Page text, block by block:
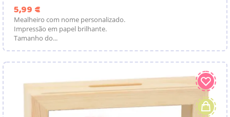
5,99 €
Mealheiro com nome personalizado.
Impressão em papel brilhante.
Tamanho do...